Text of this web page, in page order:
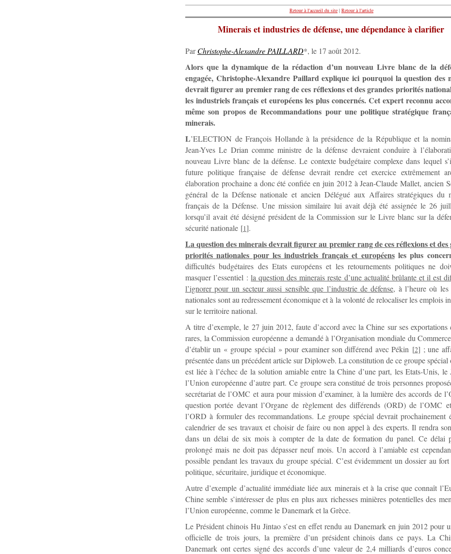
Retour à l'accueil du site | Retour à l'article
Minerais et industries de défense, une dépendance à clarifier
ParChristophe-Alexandre PAILLARD*, le 17 août 2012.
Alors que la dynamique de la rédaction d’un nouveau Livre blanc de la
engagée, Christophe-Alexandre Paillard explique ici pourquoi la question des
devrait figurer au premier rang de ces réflexions et des grandes priorités
les industriels français et européens les plus concernés. Cet expert reconnu
même son propos de Recommandations pour une politique stratégique
minerais.
L’ELECTION de François Hollande à la présidence de la République et la
Jean-Yves Le Drian comme ministre de la défense devraient conduire à
nouveau Livre blanc de la défense. Le contexte budgétaire complexe dans lequel
future politique française de défense devrait rendre cet exercice extrêmement
élaboration prochaine a donc été confiée en juin 2012 à Jean-Claude Mallet, ancien
général de la Défense nationale et ancien Délégué aux Affaires stratégiques du
français de la Défense. Une mission similaire lui avait déjà été assignée le 26
lorsqu’il avait été désigné président de la Commission sur le Livre blanc sur la
sécurité nationale [1].
La question des minerais devrait figurer au premier rang de ces réflexions et des
priorités nationales pour les industriels français et européensles plus
difficultés budgétaires des Etats européens et les retournements politiques ne
masquer l’essentiel :la question des minerais reste d’une actualité brûlante et il est
l’ignorer pour un secteur aussi sensible que l’industrie de défense, à l’heure où
nationales sont au redressement économique et à la volonté de relocaliser les emplois
sur le territoire national.
A titre d’exemple, le 27 juin 2012, faute d’accord avec la Chine sur ses exportations
rares, la Commission européenne a demandé à l’Organisation mondiale du
d’établir un « groupe spécial » pour examiner son différend avec Pékin [2] ; une
présentée dans un précédent article sur Diploweb. La constitution de ce groupe spécial
est liée à l’échec de la solution amiable entre la Chine d’une part, les Etats-Unis, le
l’Union européenne d’autre part. Ce groupe sera constitué de trois personnes
secrétariat de l’OMC et aura pour mission d’examiner, à la lumière des accords de
question portée devant l’Organe de règlement des différends (ORD) de l’OMC
l’ORD à formuler des recommandations. Le groupe spécial devrait prochainement
calendrier de ses travaux et choisir de faire ou non appel à des experts. Il rendra
dans un délai de six mois à compter de la date de formation du panel. Ce délai
prolongé mais ne doit pas dépasser neuf mois. Un accord à l’amiable est
possible pendant les travaux du groupe spécial. C’est évidemment un dossier au
politique, sécuritaire, juridique et économique.
Autre d’exemple d’actualité immédiate liée aux minerais et à la crise que connaît
Chine semble s’intéresser de plus en plus aux richesses minières potentielles des
l’Union européenne, comme le Danemark et la Grèce.
Le Président chinois Hu Jintao s’est en effet rendu au Danemark en juin 2012 pour
officielle de trois jours, la première d’un président chinois dans ce pays. La
Danemark ont certes signé des accords d’une valeur de 2,4 milliards d’euros